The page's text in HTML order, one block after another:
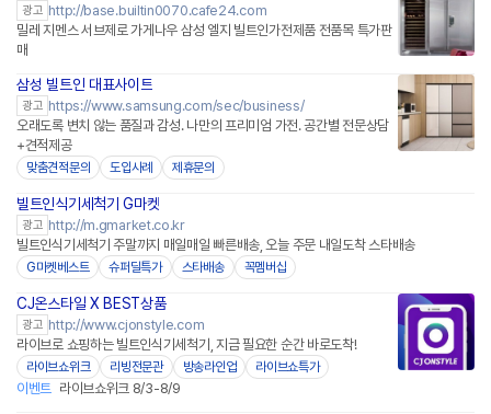
광고 http://base.builtin0070.cafe24.com
밀레 지멘스 서브제로 가게나우 삼성 엘지 빌트인가전제품 전품목 특가판
매
삼성 빌트인 대표사이트
광고 https://www.samsung.com/sec/business/
오래도록 변치 않는 품질과 감성. 나만의 프리미엄 가전. 공간별 전문상담
+견적제공
맞춤견적문의 도입사례 제휴문의
빌트인식기세척기 G마켓
광고 http://m.gmarket.co.kr
빌트인식기세척기 주말까지 매일매일 빠른배송, 오늘 주문 내일도착 스타배송
G마켓베스트 슈퍼딜특가 스타배송 꼭멤버십
CJ온스타일 X BEST상품
광고 http://www.cjonstyle.com
라이브로 쇼핑하는 빌트인식기세척기, 지금 필요한 순간 바로도착!
라이브쇼위크 리빙전문관 방송라인업 라이브쇼특가
이벤트 라이브쇼위크 8/3-8/9